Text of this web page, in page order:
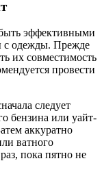
эффективными
с одежды. Прежде
их совместимость
провести
следует
бензина или уайт-
аккуратно
ватного
пока пятно не